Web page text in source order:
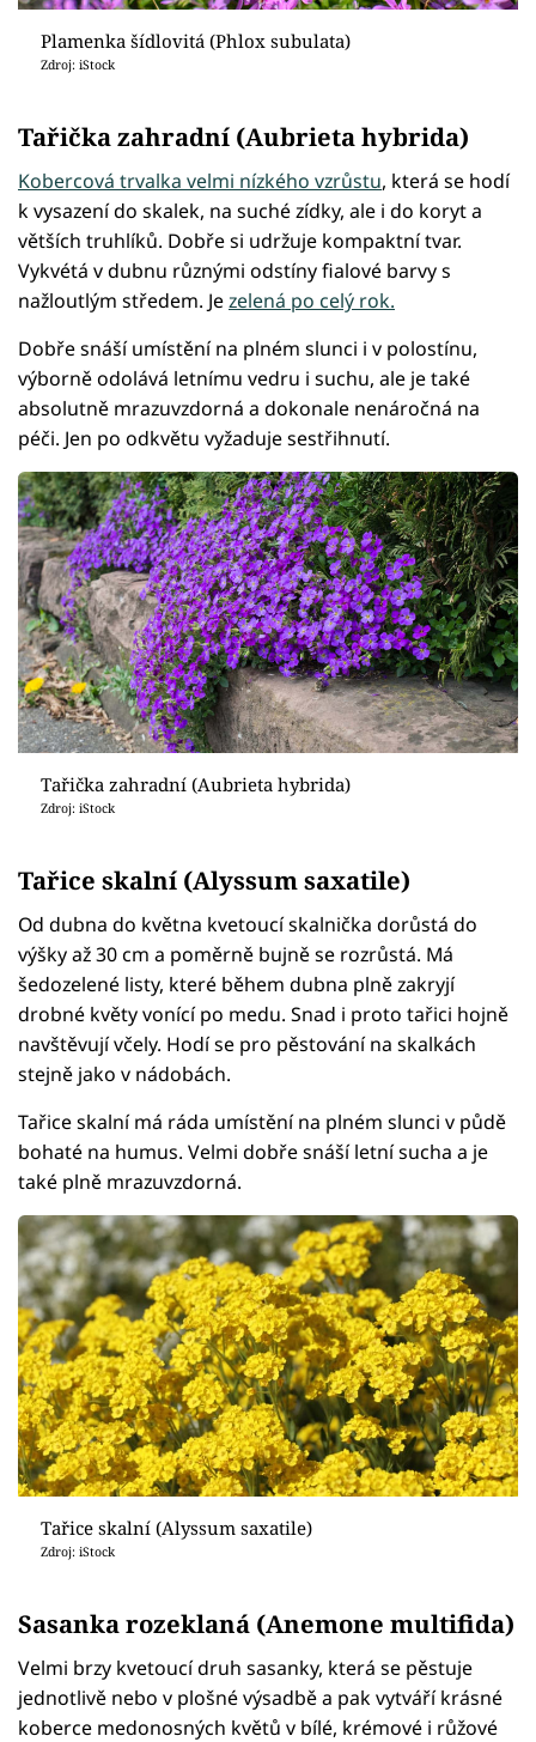
Plamenka šídlovitá (Phlox subulata)
Zdroj: iStock
Tařička zahradní (Aubrieta hybrida)
Kobercová trvalka velmi nízkého vzrůstu, která se hodí
k vysazení do skalek, na suché zídky, ale i do koryt a
větších truhlíků. Dobře si udržuje kompaktní tvar.
Vykvétá v dubnu různými odstíny fialové barvy s
nažloutlým středem. Jezelená po celý rok.
Dobře snáší umístění na plném slunci i v polostínu,
výborně odolává letnímu vedru i suchu, ale je také
absolutně mrazuvzdorná a dokonale nenáročná na
péči. Jen po odkvětu vyžaduje sestřihnutí.
Tařička zahradní (Aubrieta hybrida)
Zdroj: iStock
Tařice skalní (Alyssum saxatile)
Od dubna do května kvetoucí skalnička dorůstá do
výšky až 30 cm a poměrně bujně se rozrůstá. Má
šedozelené listy, které během dubna plně zakryjí
drobné květy vonící po medu. Snad i proto tařici hojně
navštěvují včely. Hodí se pro pěstování na skalkách
stejně jako v nádobách.
Tařice skalní má ráda umístění na plném slunci v půdě
bohaté na humus. Velmi dobře snáší letní sucha a je
také plně mrazuvzdorná.
Tařice skalní (Alyssum saxatile)
Zdroj: iStock
Sasanka rozeklaná (Anemone multifida)
Velmi brzy kvetoucí druh sasanky, která se pěstuje
jednotlivě nebo v plošné výsadbě a pak vytváří krásné
koberce medonosných květů v bílé, krémové i růžové